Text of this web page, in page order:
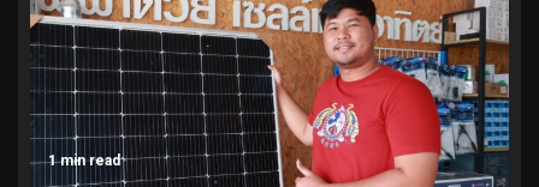
1 min read